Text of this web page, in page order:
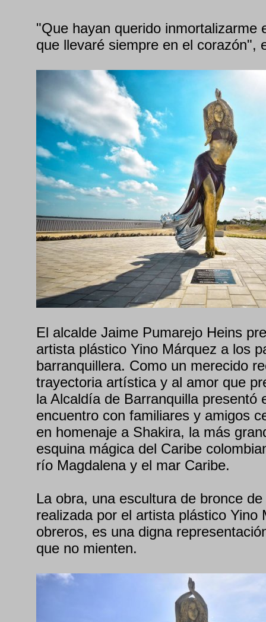
"Que hayan querido inmortalizarme
que llevaré siempre en el corazón",
El alcalde Jaime Pumarejo Heins
artista plástico Yino Márquez a los
barranquillera. Como un merecido
trayectoria artística y al amor que
la Alcaldía de Barranquilla presentó
encuentro con familiares y amigos
en homenaje a Shakira, la más
esquina mágica del Caribe
río Magdalena y el mar Caribe.
La obra, una escultura de bronce
realizada por el artista plástico Yino
obreros, es una digna
que no mienten.